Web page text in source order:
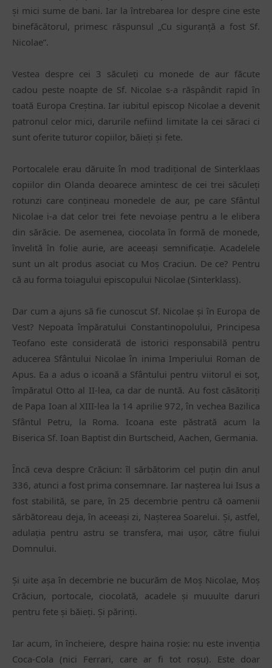
și mici sume de bani. Iar la ȋntrebarea lor despre cine este
binefăcătorul, primesc răspunsul „Cu siguranță a fost Sf.
Nicolae”.
Vestea despre cei 3 săculeți cu monede de aur făcute
cadou peste noapte de Sf. Nicolae s-a răspândit rapid ȋn
toată Europa Creștina. Iar iubitul episcop Nicolae a devenit
patronul celor mici, darurile nefiind limitate la cei săraci ci
sunt oferite tuturor copiilor, băieți și fete.
Portocalele erau dăruite în mod tradițional de Sinterklaas
copiilor din Olanda deoarece amintesc de cei trei săculeți
rotunzi care conțineau monedele de aur, pe care Sfântul
Nicolae i-a dat celor trei fete nevoiașe pentru a le elibera
din sărăcie. De asemenea, ciocolata ȋn formă de monede,
ȋnvelită ȋn folie aurie, are aceeași semnificație. Acadelele
sunt un alt produs asociat cu Moș Craciun. De ce? Pentru
că au forma toiagului episcopului Nicolae (Sinterklass).
Dar cum a ajuns să fie cunoscut Sf. Nicolae și ȋn Europa de
Vest? Nepoata împăratului Constantinopolului, Principesa
Teofano este considerată de istorici responsabilă pentru
aducerea Sfântului Nicolae în inima Imperiului Roman de
Apus. Ea a adus o icoană a Sfântului pentru viitorul ei soț,
împăratul Otto al II-lea, ca dar de nuntă. Au fost căsătoriți
de Papa Ioan al XIII-lea la 14 aprilie 972, în vechea Bazilica
Sfântul Petru, la Roma. Icoana este păstrată acum la
Biserica Sf. Ioan Baptist din Burtscheid, Aachen, Germania.
Ȋncă ceva despre Crăciun: ȋl sărbătorim cel puțin din anul
336, atunci a fost prima consemnare. Iar nașterea lui Isus a
fost stabilită, se pare, ȋn 25 decembrie pentru că oamenii
sărbătoreau deja, ȋn aceeași zi, Nașterea Soarelui. Și, astfel,
adulația pentru astru se transfera, mai ușor, către fiului
Domnului.
Și uite așa ȋn decembrie ne bucurăm de Moș Nicolae, Moș
Crăciun, portocale, ciocolată, acadele și muuulte daruri
pentru fete și băieți. Și părinți.
Iar acum, ȋn ȋncheiere, despre haina roșie: nu este invenția
Coca-Cola (nici Ferrari, care ar fi tot roșu). Este doar